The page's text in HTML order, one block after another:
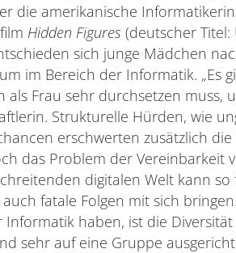
die amerikanische
Hidden Figures (deutscher
sich junge Mädchen
im Bereich der Informatik. „Es
als Frau sehr durchsetzen muss,
Strukturelle Hürden, wie
erschwerten zusätzlich
das Problem der Vereinbarkeit
digitalen Welt kann so
fatale Folgen mit sich
Informatik haben, ist die
sehr auf eine Gruppe